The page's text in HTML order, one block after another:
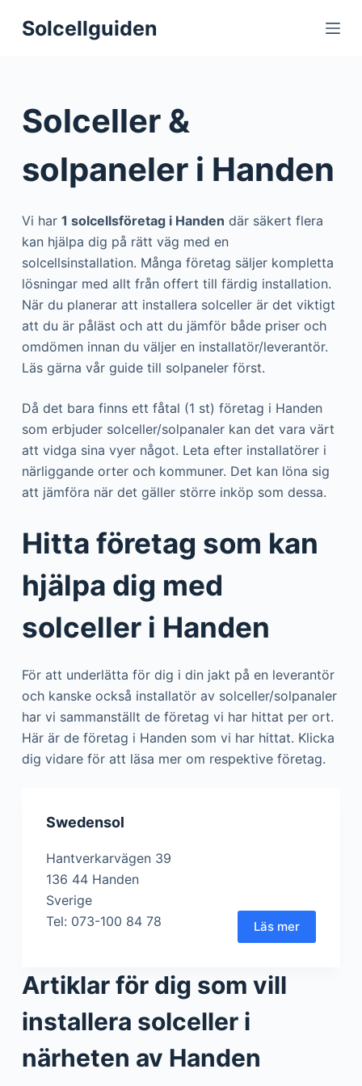
S
o
o
n
Solcellguiden
Solceller &
solpaneler i Handen
Vi har 1 solcellsföretag i Handen där säkert flera
kan hjälpa dig på rätt väg med en
solcellsinstallation. Många företag säljer kompletta
lösningar med allt från offert till färdig installation.
När du planerar att installera solceller är det viktigt
att du är påläst och att du jämför både priser och
omdömen innan du väljer en installatör/leverantör.
Läs gärna vår guide till solpaneler först.
Då det bara finns ett fåtal (1 st) företag i Handen
som erbjuder solceller/solpanaler kan det vara värt
att vidga sina vyer något. Leta efter installatörer i
närliggande orter och kommuner. Det kan löna sig
att jämföra när det gäller större inköp som dessa.
Hitta företag som kan
hjälpa dig med
solceller i Handen
För att underlätta för dig i din jakt på en leverantör
och kanske också installatör av solceller/solpanaler
har vi sammanställt de företag vi har hittat per ort.
Här är de företag i Handen som vi har hittat. Klicka
dig vidare för att läsa mer om respektive företag.
Swedensol
Hantverkarvägen 39
136 44 Handen
Sverige
Tel: 073-100 84 78
Läs mer
Artiklar för dig som vill
installera solceller i
närheten av Handen